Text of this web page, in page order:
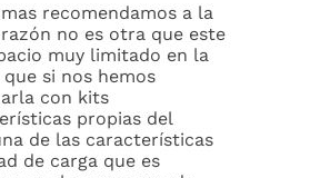
recomendamos a la
no es otra que este
muy limitado en la
si nos hemos
con kits
propias del
de las características
de carga que es